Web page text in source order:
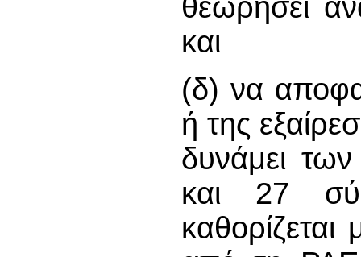
θεωρήσει
και
(δ) να
ή της
δυνάμει
και 27